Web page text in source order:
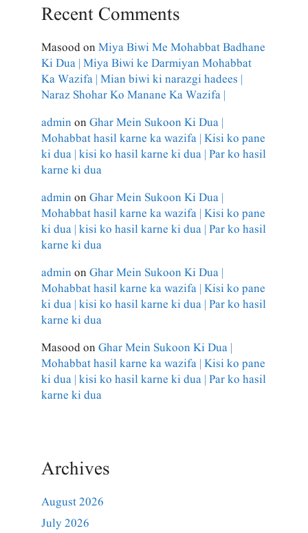
Recent Comments
MasoodonMiya Biwi Me Mohabbat Badhane
Ki Dua | Miya Biwi ke Darmiyan Mohabbat
Ka Wazifa | Mian biwi ki narazgi hadees |
Naraz Shohar Ko Manane Ka Wazifa |
adminonGhar Mein Sukoon Ki Dua |
Mohabbat hasil karne ka wazifa | Kisi ko pane
ki dua | kisi ko hasil karne ki dua | Par ko hasil
karne ki dua
adminonGhar Mein Sukoon Ki Dua |
Mohabbat hasil karne ka wazifa | Kisi ko pane
ki dua | kisi ko hasil karne ki dua | Par ko hasil
karne ki dua
adminonGhar Mein Sukoon Ki Dua |
Mohabbat hasil karne ka wazifa | Kisi ko pane
ki dua | kisi ko hasil karne ki dua | Par ko hasil
karne ki dua
MasoodonGhar Mein Sukoon Ki Dua |
Mohabbat hasil karne ka wazifa | Kisi ko pane
ki dua | kisi ko hasil karne ki dua | Par ko hasil
karne ki dua
Archives
August 2026
July 2026